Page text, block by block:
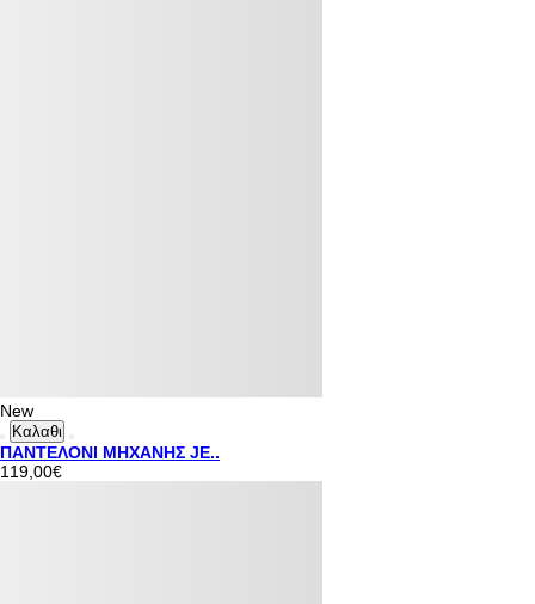
New
Καλαθι
ΠΑΝΤΕΛΟΝΙ ΜΗΧΑΝΗΣ JE..
119,00€